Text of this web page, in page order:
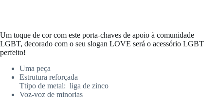
Um toque de cor com este porta-chaves de apoio à comunidade
LGBT, decorado com o seu slogan LOVE será o acessório LGBT
perfeito!
Uma peça
Estrutura reforçada
Ttipo de metal: liga de zinco
Voz-voz de minorias